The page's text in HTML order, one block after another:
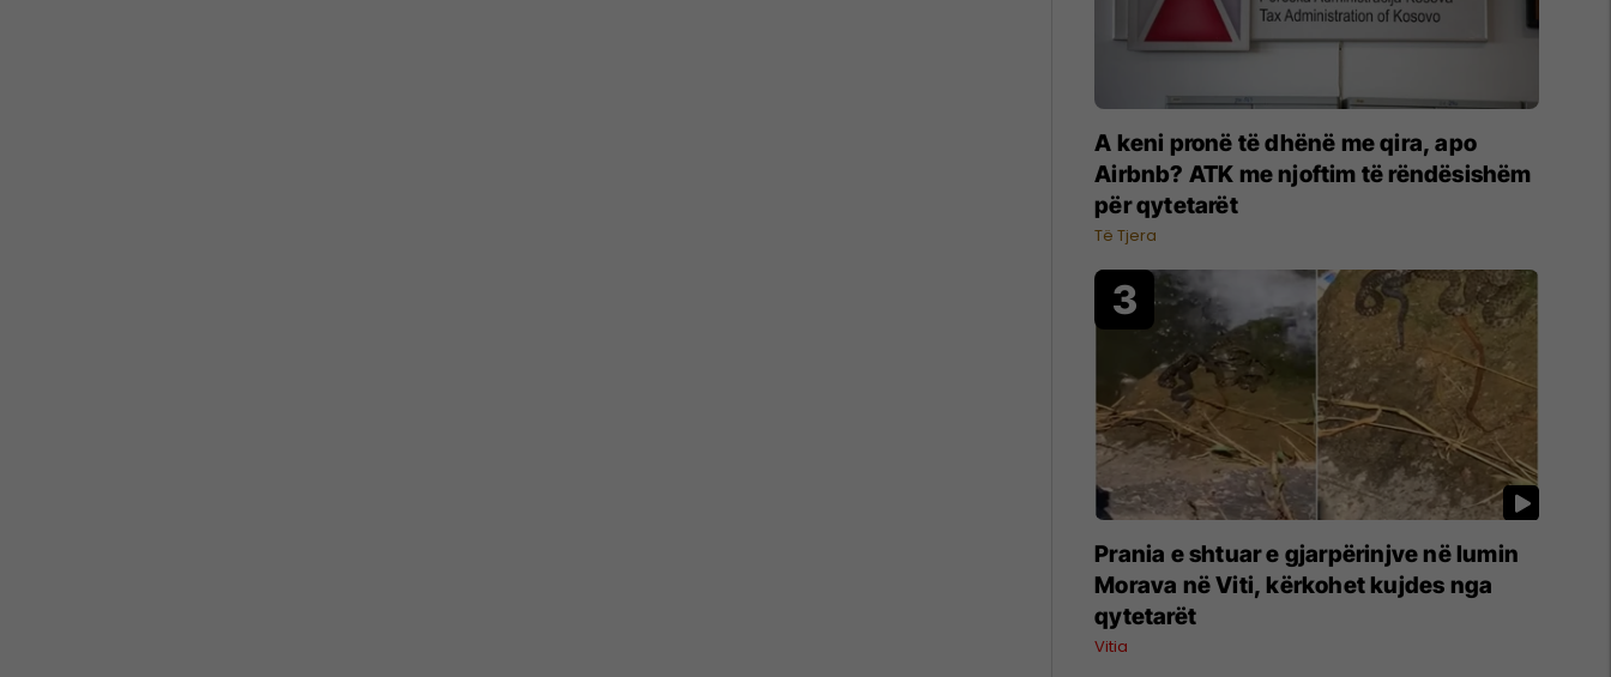
A keni pronë të dhënë me qira, apo
Airbnb? ATK me njoftim të rëndësishëm
për qytetarët
Të Tjera
Prania e shtuar e gjarpërinjve në lumin
Morava në Viti, kërkohet kujdes nga
qytetarët
Vitia